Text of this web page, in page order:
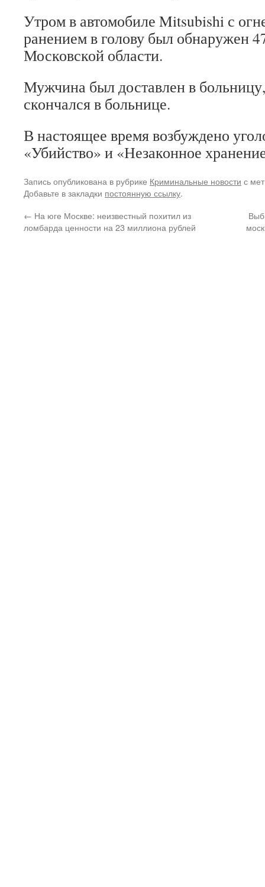
Утром в автомобиле Mitsubishi с
ранением в голову был обнаружен
Московской области.
Мужчина был доставлен в
скончался в больнице.
В настоящее время возбуждено
«Убийство» и «Незаконное
Запись опубликована в рубрике Криминальные новости с
Добавьте в закладки постоянную ссылку.
← На юге Москве: неизвестный похитил из
ломбарда ценности на 23 миллиона рублей